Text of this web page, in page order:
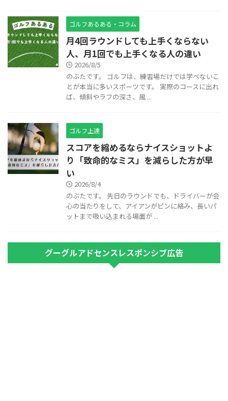
ゴルフあるある・コラム
月4回ラウンドしても上手くならない
人、月1回でも上手くなる人の違い
2026/8/5
のぶたです。 ゴルフは、練習場だけでは学べないこ
とが本当に多いスポーツです。 実際のコースに出れ
ば、傾斜やラフの深さ、風 ...
ゴルフ上達
スコアを縮めるならナイスショットよ
り「致命的なミス」を減らした方が早
い
2026/8/4
のぶたです。 先日のラウンドでも、ドライバーが会
心の当たりをして、アイアンがピンに絡み、長いパ
ットまで吸い込まれる場面が ...
グーグルアドセンスレスポンシブ広告